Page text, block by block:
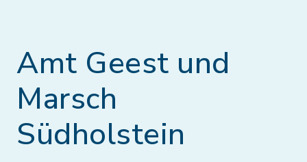
Amt Geest und
Marsch
Südholstein